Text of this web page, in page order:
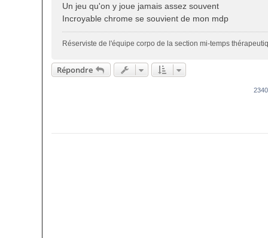
Un jeu qu'on y joue jamais assez souvent
Incroyable chrome se souvient de mon mdp
Réserviste de l'équipe corpo de la section mi-temps
Répondre